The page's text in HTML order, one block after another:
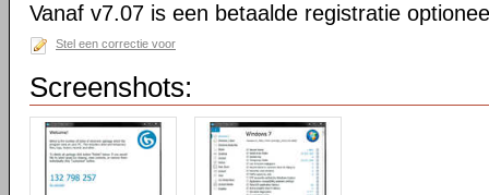
Vanaf v7.07 is een betaalde registratie
Stel een correctie voor
Screenshots: